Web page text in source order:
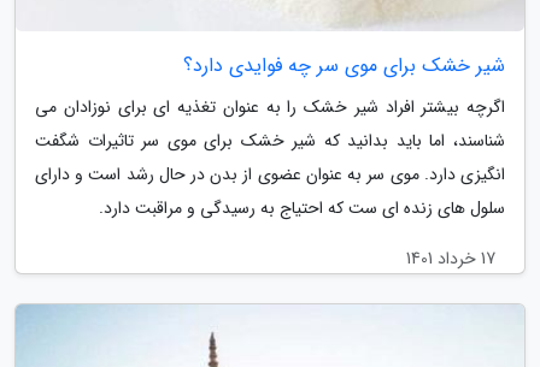
شیر خشک برای موی سر چه فوایدی دارد؟
اگرچه بیشتر افراد شیر خشک را به عنوان تغذیه ای برای نوزادان می
شناسند، اما باید بدانید که شیر خشک برای موی سر تاثیرات شگفت
انگیزی دارد. موی سر به عنوان عضوی از بدن در حال رشد است و دارای
سلول های زنده ای ست که احتیاج به رسیدگی و مراقبت دارد.
17 خرداد 1401